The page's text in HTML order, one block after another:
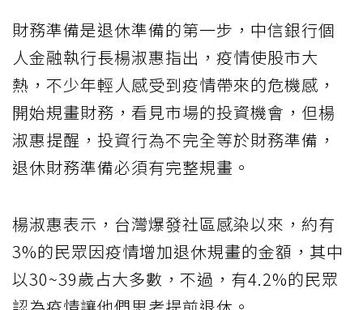
財務準備是退休準備的第一步，中信銀行個
人金融執行長楊淑惠指出，疫情使股市大
熱，不少年輕人感受到疫情帶來的危機感，
開始規畫財務，看見市場的投資機會，但楊
淑惠提醒，投資行為不完全等於財務準備，
退休財務準備必須有完整規畫。
楊淑惠表示，台灣爆發社區感染以來，約有
3%的民眾因疫情增加退休規畫的金額，其中
以30~39歲占大多數，不過，有4.2%的民眾